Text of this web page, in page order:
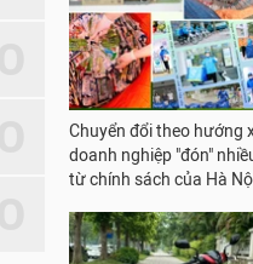
CÁC TIN KHÁC